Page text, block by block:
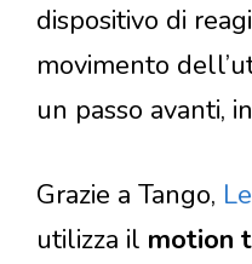
dispositivo di
movimento
un passo avanti,
Grazie a Tango,
utilizza il motion